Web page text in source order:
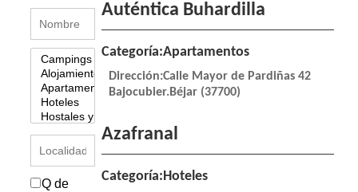
Q de
Auténtica Buhardilla
Categoría:Apartamentos
Dirección:Calle Mayor de Pardiñas 42
Bajocubier.Béjar (37700)
Azafranal
Categoría:Hoteles